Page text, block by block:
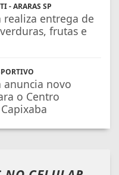
- ARARAS SP
realiza entrega de
frutas e
anuncia novo
o Centro